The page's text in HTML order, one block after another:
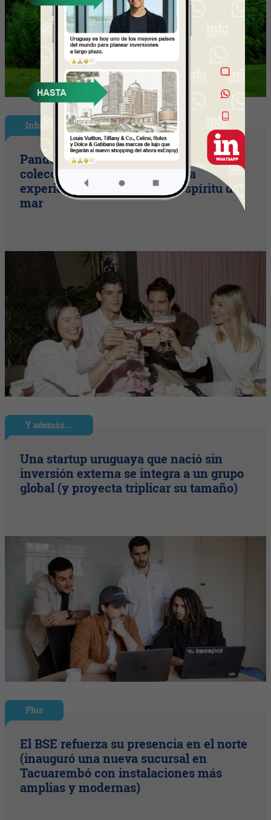
InfoStyle
Pandora presentó sus nuevas
colecciones de verano con una
experiencia inspirada en el espíritu del
mar
Y además…
Una startup uruguaya que nació sin
inversión externa se integra a un grupo
global (y proyecta triplicar su tamaño)
Plus
El BSE refuerza su presencia en el norte
(inauguró una nueva sucursal en
Tacuarembó con instalaciones más
amplias y modernas)